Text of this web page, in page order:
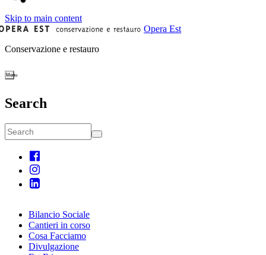
Skip to main content
Opera Est
Conservazione e restauro
Toggle
Search
Search
Search
User
account
menu
Main
navigation
Bilancio Sociale
Cantieri in corso
Cosa Facciamo
Divulgazione